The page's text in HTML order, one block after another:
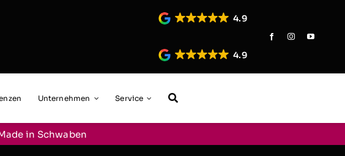
4.9
4.9
Unternehmen Service
in Schwaben